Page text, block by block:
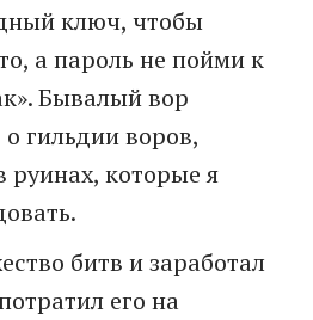
ключ, чтобы
а пароль не пойми к
Бывалый вор
гильдии воров,
руинах, которые я
битв и заработал
его на